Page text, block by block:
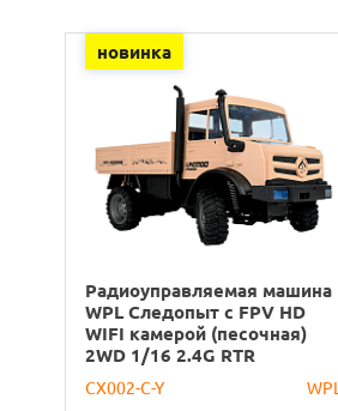
новинка
Радиоуправляемая машина
WPL Следопыт с FPV HD
WIFI камерой (песочная)
2WD 1/16 2.4G RTR
CX002-C-Y
WPL